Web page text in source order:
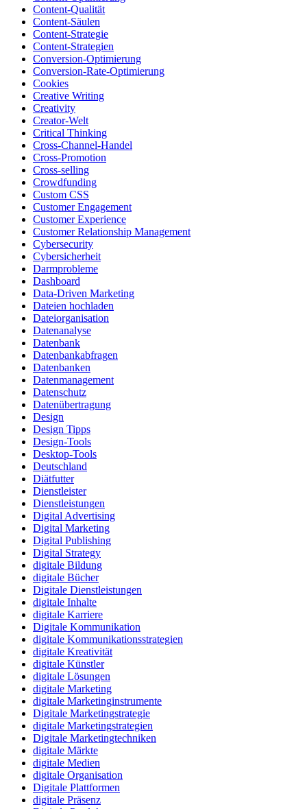
Content-Qualität
Content-Säulen
Content-Strategie
Content-Strategien
Conversion-Optimierung
Conversion-Rate-Optimierung
Cookies
Creative Writing
Creativity
Creator-Welt
Critical Thinking
Cross-Channel-Handel
Cross-Promotion
Cross-selling
Crowdfunding
Custom CSS
Customer Engagement
Customer Experience
Customer Relationship Management
Cybersecurity
Cybersicherheit
Darmprobleme
Dashboard
Data-Driven Marketing
Dateien hochladen
Dateiorganisation
Datenanalyse
Datenbank
Datenbankabfragen
Datenbanken
Datenmanagement
Datenschutz
Datenübertragung
Design
Design Tipps
Design-Tools
Desktop-Tools
Deutschland
Diätfutter
Dienstleister
Dienstleistungen
Digital Advertising
Digital Marketing
Digital Publishing
Digital Strategy
digitale Bildung
digitale Bücher
Digitale Dienstleistungen
digitale Inhalte
digitale Karriere
Digitale Kommunikation
digitale Kommunikationsstrategien
digitale Kreativität
digitale Künstler
digitale Lösungen
digitale Marketing
digitale Marketinginstrumente
Digitale Marketingstrategie
digitale Marketingstrategien
Digitale Marketingtechniken
digitale Märkte
digitale Medien
digitale Organisation
Digitale Plattformen
digitale Präsenz